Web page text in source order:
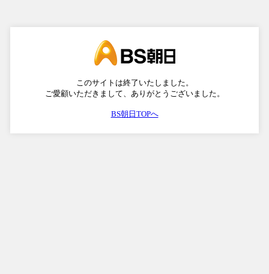
このサイトは終了いたしました。
ご愛顧いただきまして、ありがとうございました。
BS朝日TOPへ